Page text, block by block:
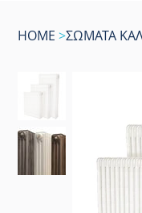
HOME >ΣΩΜΑΤΑ